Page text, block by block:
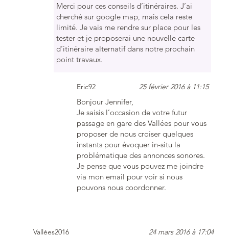
Merci pour ces conseils d’itinéraires. J’ai
cherché sur google map, mais cela reste
limité. Je vais me rendre sur place pour les
tester et je proposerai une nouvelle carte
d’itinéraire alternatif dans notre prochain
point travaux.
Eric92 25 février 2016 à 11:15
Bonjour Jennifer,
Je saisis l’occasion de votre futur
passage en gare des Vallées pour vous
proposer de nous croiser quelques
instants pour évoquer in-situ la
problématique des annonces sonores.
Je pense que vous pouvez me joindre
via mon email pour voir si nous
pouvons nous coordonner.
Vallées2016 24 mars 2016 à 17:04